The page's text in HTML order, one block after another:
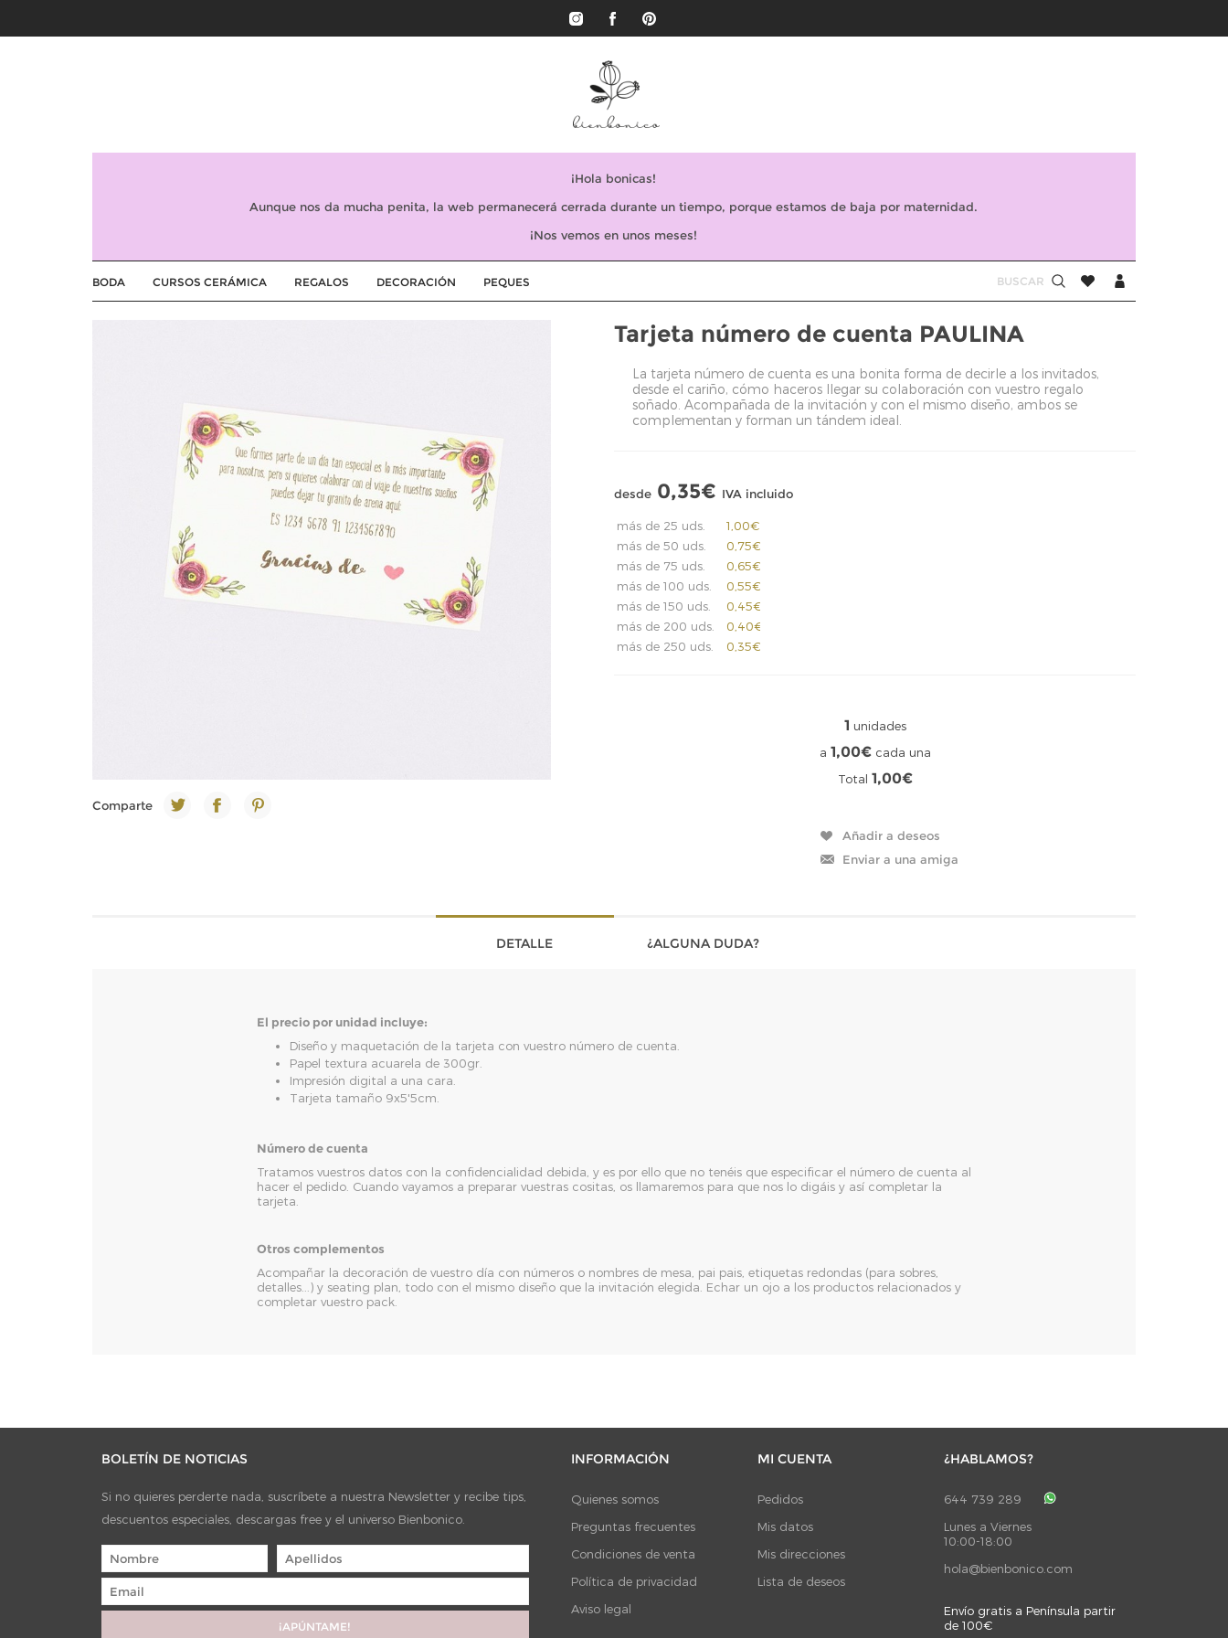
¡Hola bonicas!
Aunque nos da mucha penita, la web permanecerá cerrada durante un tiempo, porque estamos de baja por maternidad.
¡Nos vemos en unos meses!
BODA CURSOS CERÁMICA REGALOS DECORACIÓN PEQUES
Comparte
Tarjeta número de cuenta PAULINA
La tarjeta número de cuenta es una bonita forma de decirle a los invitados,
desde el cariño, cómo haceros llegar su colaboración con vuestro regalo
soñado. Acompañada de la invitación y con el mismo diseño, ambos se
complementan y forman un tándem ideal.
desde 0,35€ IVA incluido
más de 25 uds.
más de 50 uds.
más de 75 uds.
más de 100 uds.
más de 150 uds.
más de 200 uds.
más de 250 uds.
1,00€
0,75€
0,65€
0,55€
0,45€
0,40€
0,35€
1 unidades
a 1,00€cada una
Total 1,00€
DETALLE ¿ALGUNA DUDA?
El precio por unidad incluye:
Diseño y maquetación de la tarjeta con vuestro número de cuenta.
Papel textura acuarela de 300gr.
Impresión digital a una cara.
Tarjeta tamaño 9x5'5cm.
Número de cuenta
Tratamos vuestros datos con la confidencialidad debida, y es por ello que no tenéis que especificar el número de cuenta al
hacer el pedido. Cuando vayamos a preparar vuestras cositas, os llamaremos para que nos lo digáis y así completar la
tarjeta.
Otros complementos
Acompañar la decoración de vuestro día con números o nombres de mesa, pai pais, etiquetas redondas (para sobres,
detalles...) y seating plan, todo con el mismo diseño que la invitación elegida. Echar un ojo a los productos relacionados y
completar vuestro pack.
BOLETÍN DE NOTICIAS
Si no quieres perderte nada, suscríbete a nuestra Newsletter y recibe tips,
descuentos especiales, descargas free y el universo Bienbonico.
INFORMACIÓN
Quienes somos
Preguntas frecuentes
Condiciones de venta
Política de privacidad
Aviso legal
MI CUENTA
Pedidos
Mis datos
Mis direcciones
Lista de deseos
¿HABLAMOS?
644 739 289
Lunes a Viernes
10:00-18:00
hola@bienbonico.com
Envío gratis a Península partir
de 100€